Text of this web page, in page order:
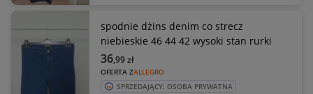
spodnie dżins denim co strecz
niebieskie 46 44 42 wysoki stan rurki
OFERTA ZALLEGRO
36,99zł
SPRZEDAJĄCY: OSOBA PRYWATNA